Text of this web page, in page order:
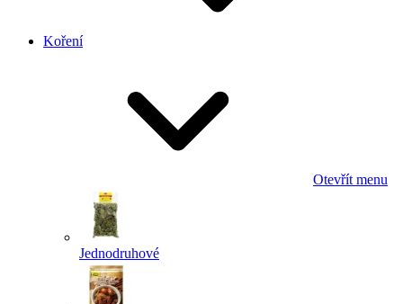
Koření
Otevřít menu
Jednodruhové